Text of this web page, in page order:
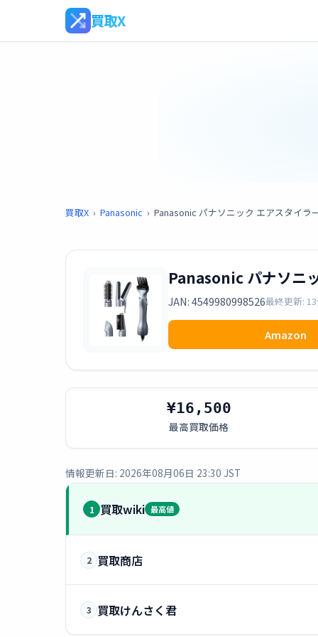
買取X
買取X › Panasonic › Panasonic パナソニック エアスタイラ
Panasonic パナソニ
JAN: 4549980998526最終更新:
Amazon
¥16,500
最高買取価格
情報更新日: 2026年08月06日 23:30 JST
1 買取wiki 最高値
2 買取商店
3 買取けんさく君